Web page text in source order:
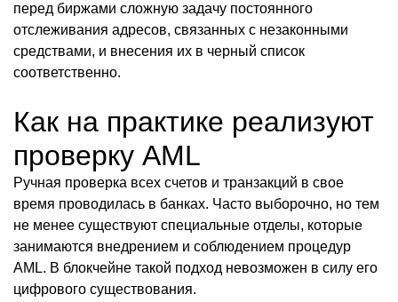
перед биржами сложную задачу постоянного
отслеживания адресов, связанных с незаконными
средствами, и внесения их в черный список
соответственно.
Как на практике реализуют
проверку AML
Ручная проверка всех счетов и транзакций в свое
время проводилась в банках. Часто выборочно, но тем
не менее существуют специальные отделы, которые
занимаются внедрением и соблюдением процедур
AML. В блокчейне такой подход невозможен в силу его
цифрового существования.